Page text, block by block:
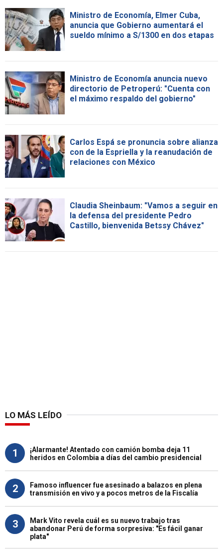
Ministro de Economía, Elmer Cuba,
anuncia que Gobierno aumentará el
sueldo mínimo a S/1300 en dos etapas
Ministro de Economía anuncia nuevo
directorio de Petroperú: "Cuenta con
el máximo respaldo del gobierno"
Carlos Espá se pronuncia sobre alianza
con de la Espriella y la reanudación de
relaciones con México
Claudia Sheinbaum: "Vamos a seguir en
la defensa del presidente Pedro
Castillo, bienvenida Betssy Chávez"
LO MÁS LEÍDO
1
¡Alarmante! Atentado con camión bomba deja 11
heridos en Colombia a días del cambio presidencial
2
Famoso influencer fue asesinado a balazos en plena
transmisión en vivo y a pocos metros de la Fiscalía
3
Mark Vito revela cuál es su nuevo trabajo tras
abandonar Perú de forma sorpresiva: "Es fácil ganar
plata"